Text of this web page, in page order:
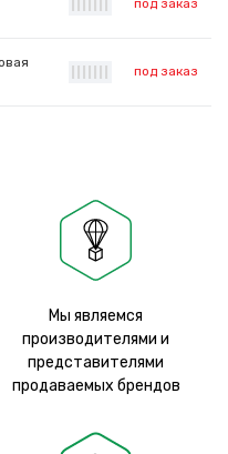
под заказ
Мы являемся
производителями и
представителями
продаваемых брендов